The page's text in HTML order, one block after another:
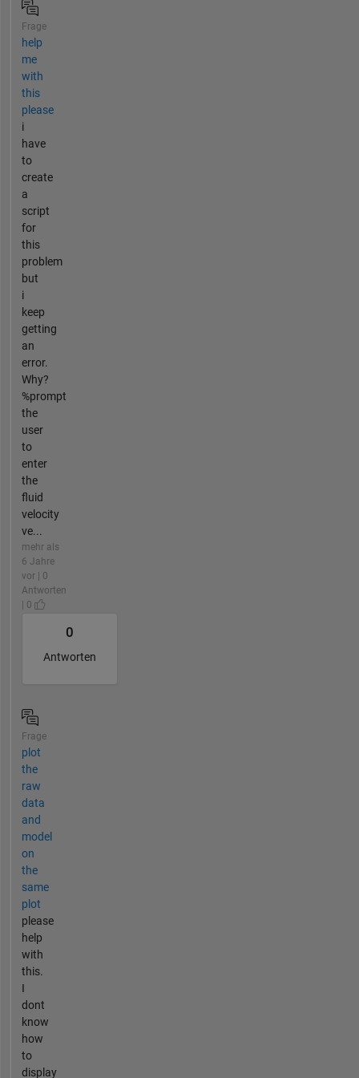
Frage
help
me
with
this
please
i
have
to
create
a
script
for
this
problem
but
i
keep
getting
an
error.
Why?
%prompt
the
user
to
enter
the
fluid
velocity
ve...
mehr als
6 Jahre
vor | 0
Antworten
| 0
0
Antworten
Frage
plot
the
raw
data
and
model
on
the
same
plot
please
help
with
this.
I
dont
know
how
to
display